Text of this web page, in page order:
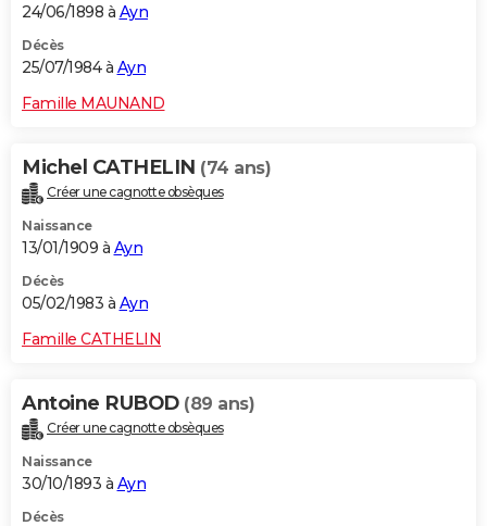
24/06/1898 à Ayn
Décès
25/07/1984 à Ayn
Famille MAUNAND
Michel CATHELIN (74 ans)
Créer une cagnotte obsèques
Naissance
13/01/1909 à Ayn
Décès
05/02/1983 à Ayn
Famille CATHELIN
Antoine RUBOD (89 ans)
Créer une cagnotte obsèques
Naissance
30/10/1893 à Ayn
Décès